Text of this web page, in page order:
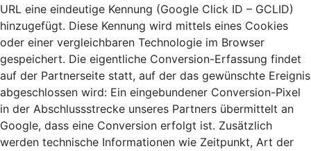
URL eine eindeutige Kennung (Google Click ID – GCLID)
hinzugefügt. Diese Kennung wird mittels eines Cookies
oder einer vergleichbaren Technologie im Browser
gespeichert. Die eigentliche Conversion-Erfassung findet
auf der Partnerseite statt, auf der das gewünschte Ereignis
abgeschlossen wird: Ein eingebundener Conversion-Pixel
in der Abschlussstrecke unseres Partners übermittelt an
Google, dass eine Conversion erfolgt ist. Zusätzlich
werden technische Informationen wie Zeitpunkt, Art der